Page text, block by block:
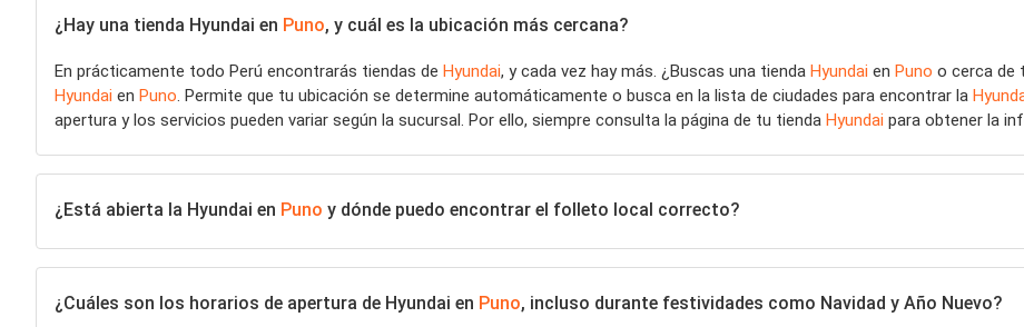
¿Hay una tienda Hyundai en Puno, y cuál es la ubicación más cercana?
En prácticamente todo Perú encontrarás tiendas de Hyundai, y cada vez hay más. ¿Buscas una tienda Hyundai en Puno o cerca de
Hyundai en Puno. Permite que tu ubicación se determine automáticamente o busca en la lista de ciudades para encontrar la
apertura y los servicios pueden variar según la sucursal. Por ello, siempre consulta la página de tu tienda Hyundai para obtener la
¿Está abierta la Hyundai en Puno y dónde puedo encontrar el folleto local correcto?
¿Cuáles son los horarios de apertura de Hyundai en Puno, incluso durante festividades como Navidad y Año Nuevo?